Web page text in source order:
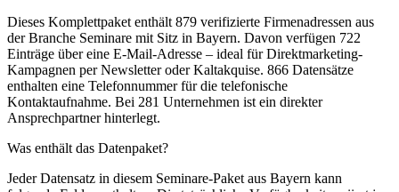
Dieses Komplettpaket enthält 879 verifizierte Firmenadressen aus
der Branche Seminare mit Sitz in Bayern. Davon verfügen 722
Einträge über eine E-Mail-Adresse – ideal für Direktmarketing-
Kampagnen per Newsletter oder Kaltakquise. 866 Datensätze
enthalten eine Telefonnummer für die telefonische
Kontaktaufnahme. Bei 281 Unternehmen ist ein direkter
Ansprechpartner hinterlegt.
Was enthält das Datenpaket?
Jeder Datensatz in diesem Seminare-Paket aus Bayern kann